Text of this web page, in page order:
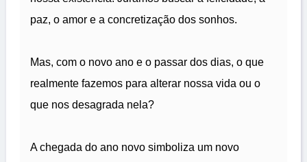
paz, o amor e a concretização dos sonhos.
Mas, com o novo ano e o passar dos dias, o que
realmente fazemos para alterar nossa vida ou o
que nos desagrada nela?
A chegada do ano novo simboliza um novo